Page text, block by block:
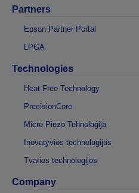
Partners
Epson Partner Portal
LPGA
Technologies
Heat-Free Technology
PrecisionCore
Micro Piezo Tehnoloģija
Inovatyvios technologijos
Tvarios technologijos
Company